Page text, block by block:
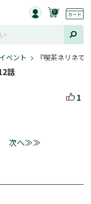
0
ベント 『喫茶ネリネで
話
1
次へ≫≫